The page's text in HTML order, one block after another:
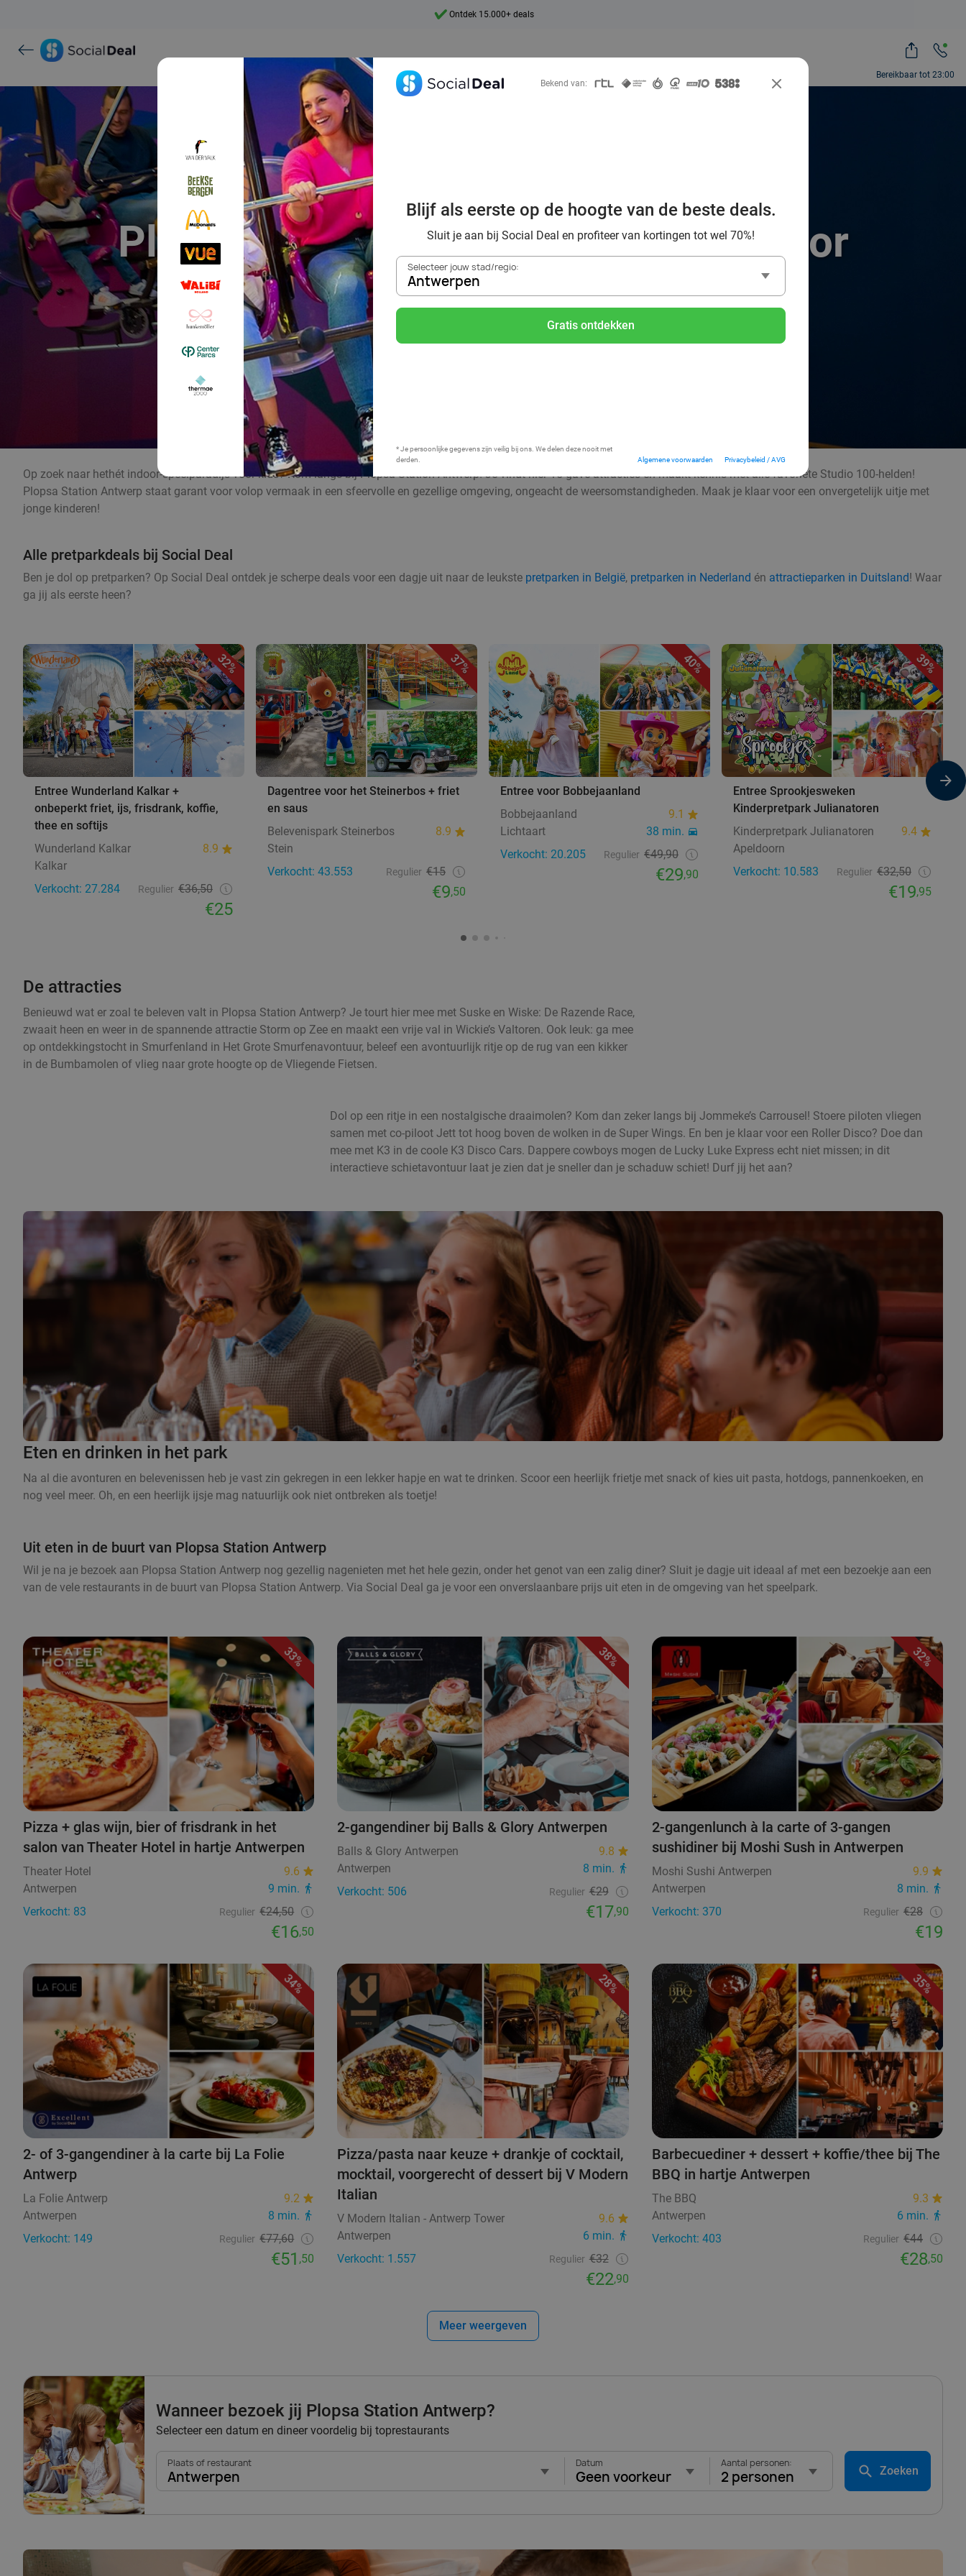
Bereikbaar tot 23:00
7 dagen per week beschikbaar
Plopsa Station Antwerp: ideaal indoor
vermaak
Bekend van:
Blijf als eerste op de hoogte van de beste deals.
Sluit je aan bij Social Deal en profiteer van kortingen tot wel 70%!
Selecteer jouw stad/regio:
Antwerpen
Gratis ontdekken
* Je persoonlijke gegevens zijn veilig bij ons. We delen deze nooit met
derden.
Algemene voorwaarden Privacybeleid / AVG
Op zoek naar hethét indoor-speelparadijs voor kids? Kom langs bij Plopsa Station Antwerp! Je vindt hier 15 gave attracties én maakt kennis met alle favoriete Studio 100-helden!
Plopsa Station Antwerp staat garant voor volop vermaak in een sfeervolle en gezellige omgeving, ongeacht de weersomstandigheden. Maak je klaar voor een onvergetelijk uitje met
jonge kinderen!
Alle pretparkdeals bij Social Deal
Ben je dol op pretparken? Op Social Deal ontdek je scherpe deals voor een dagje uit naar de leukste pretparken in België, pretparken in Nederland én attractieparken in Duitsland! Waar
ga jij als eerste heen?
32%
Entree Wunderland Kalkar +
onbeperkt friet, ijs, frisdrank, koffie,
thee en softijs
Wunderland Kalkar
8.9
Kalkar
Verkocht: 27.284
Regulier €36,50
€25
37%
Dagentree voor het Steinerbos + friet
en saus
Belevenispark Steinerbos
8.9
Stein
Verkocht: 43.553
Regulier €15
€9,50
40%
Entree voor Bobbejaanland
Bobbejaanland
9.1
Lichtaart
38 min.
Verkocht: 20.205
Regulier €49,90
€29,90
39%
Entree Sprookjesweken
Kinderpretpark Julianatoren
Kinderpretpark Julianatoren
9.4
Apeldoorn
Verkocht: 10.583
Regulier €32,50
€19,95
De attracties
Benieuwd wat er zoal te beleven valt in Plopsa Station Antwerp? Je tourt hier mee met Suske en Wiske: De Razende Race,
zwaait heen en weer in de spannende attractie Storm op Zee en maakt een vrije val in Wickie’s Valtoren. Ook leuk: ga mee
op ontdekkingstocht in Smurfenland in Het Grote Smurfenavontuur, beleef een avontuurlijk ritje op de rug van een kikker
in de Bumbamolen of vlieg naar grote hoogte op de Vliegende Fietsen.
Dol op een ritje in een nostalgische draaimolen? Kom dan zeker langs bij Jommeke’s Carrousel! Stoere piloten vliegen
samen met co-piloot Jett tot hoog boven de wolken in de Super Wings. En ben je klaar voor een Roller Disco? Doe dan
mee met K3 in de coole K3 Disco Cars. Dappere cowboys mogen de Lucky Luke Express echt niet missen; in dit
interactieve schietavontuur laat je zien dat je sneller dan je schaduw schiet! Durf jij het aan?
Eten en drinken in het park
Na al die avonturen en belevenissen heb je vast zin gekregen in een lekker hapje en wat te drinken. Scoor een heerlijk frietje met snack of kies uit pasta, hotdogs, pannenkoeken, en
nog veel meer. Oh, en een heerlijk ijsje mag natuurlijk ook niet ontbreken als toetje!
Uit eten in de buurt van Plopsa Station Antwerp
Wil je na je bezoek aan Plopsa Station Antwerp nog gezellig nagenieten met het hele gezin, onder het genot van een zalig diner? Sluit je dagje uit ideaal af met een bezoekje aan een
van de vele restaurants in de buurt van Plopsa Station Antwerp. Via Social Deal ga je voor een onverslaanbare prijs uit eten in de omgeving van het speelpark.
33%
Pizza + glas wijn, bier of frisdrank in het
salon van Theater Hotel in hartje Antwerpen
Theater Hotel
9.6
Antwerpen
9 min.
Verkocht: 83
Regulier €24,50
€16,50
38%
2-gangendiner bij Balls & Glory Antwerpen
Balls & Glory Antwerpen
9.8
Antwerpen
8 min.
Verkocht: 506
Regulier €29
€17,90
32%
2-gangenlunch à la carte of 3-gangen
sushidiner bij Moshi Sush in Antwerpen
Moshi Sushi Antwerpen
9.9
Antwerpen
8 min.
Verkocht: 370
Regulier €28
€19
34%
2- of 3-gangendiner à la carte bij La Folie
Antwerp
La Folie Antwerp
9.2
Antwerpen
8 min.
Verkocht: 149
Regulier €77,60
€51,50
28%
Pizza/pasta naar keuze + drankje of cocktail,
mocktail, voorgerecht of dessert bij V Modern
Italian
V Modern Italian - Antwerp Tower
9.6
Antwerpen
6 min.
Verkocht: 1.557
Regulier €32
€22,90
35%
Barbecuediner + dessert + koffie/thee bij The
BBQ in hartje Antwerpen
The BBQ
9.3
Antwerpen
6 min.
Verkocht: 403
Regulier €44
€28,50
Meer weergeven
Wanneer bezoek jij Plopsa Station Antwerp?
Selecteer een datum en dineer voordelig bij toprestaurants
Plaats of restaurant
Antwerpen
Datum
Geen voorkeur
Aantal personen:
2 personen Zoeken